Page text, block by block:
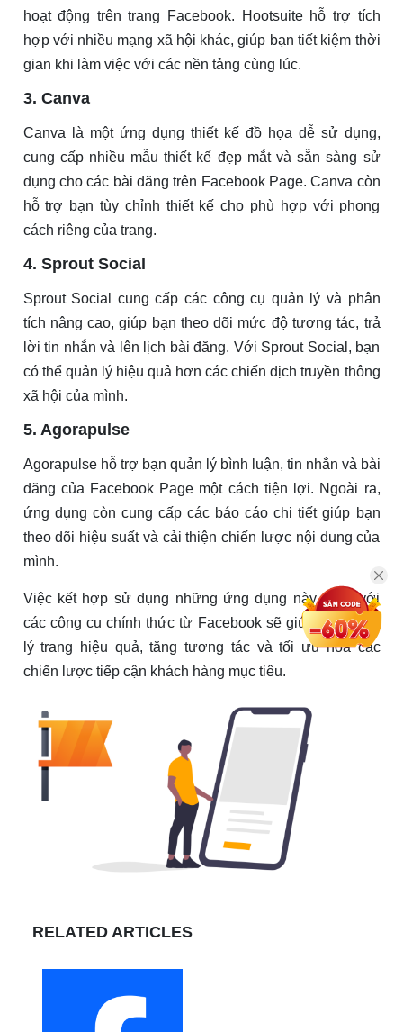
hoạt động trên trang Facebook. Hootsuite hỗ trợ tích
hợp với nhiều mạng xã hội khác, giúp bạn tiết kiệm thời
gian khi làm việc với các nền tảng cùng lúc.
3. Canva
Canva là một ứng dụng thiết kế đồ họa dễ sử dụng,
cung cấp nhiều mẫu thiết kế đẹp mắt và sẵn sàng sử
dụng cho các bài đăng trên Facebook Page. Canva còn
hỗ trợ bạn tùy chỉnh thiết kế cho phù hợp với phong
cách riêng của trang.
4. Sprout Social
Sprout Social cung cấp các công cụ quản lý và phân
tích nâng cao, giúp bạn theo dõi mức độ tương tác, trả
lời tin nhắn và lên lịch bài đăng. Với Sprout Social, bạn
có thể quản lý hiệu quả hơn các chiến dịch truyền thông
xã hội của mình.
5. Agorapulse
Agorapulse hỗ trợ bạn quản lý bình luận, tin nhắn và bài
đăng của Facebook Page một cách tiện lợi. Ngoài ra,
ứng dụng còn cung cấp các báo cáo chi tiết giúp bạn
theo dõi hiệu suất và cải thiện chiến lược nội dung của
mình.
Việc kết hợp sử dụng những ứng dụng này cùng với
các công cụ chính thức từ Facebook sẽ giúp bạn quản
lý trang hiệu quả, tăng tương tác và tối ưu hóa các
chiến lược tiếp cận khách hàng mục tiêu.
RELATED ARTICLES